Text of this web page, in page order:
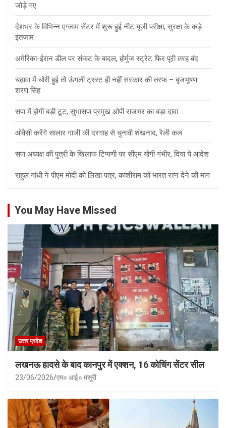
जोड़े गए
देशभर के विभिन्न एग्जाम सेंटर में शुरू हुई नीट यूजी परीक्षा, सुरक्षा के कड़े
इंतजाम
अमेरिका-ईरान डील पर संकट के बादल, होर्मुज स्ट्रेट फिर पूरी तरह बंद
चढ़ावा में चोरी हुई तो ऊंगली ट्रस्ट ही नहीं सरकार की तरफ – बृजभूषण
शरण सिंह
सपा में होगी बड़ी टूट, सुभासपा प्रमुख ओपी राजभर का बड़ा दावा
ओवैसी करेंगे सालार गाजी की दरगाह से चुनावी शंखनाद, रैली कल
सपा अध्यक्ष की पुत्री के खिलाफ टिप्पणी पर सीएम योगी गंभीर, दिया ये आदेश
राहुल गांधी ने पीएम मोदी को लिखा पत्र, कांशीराम को भारत रत्न देने की मांग
You May Have Missed
उत्तर प्रदेश
लखनऊ हादसे के बाद कानपुर में एक्शन, 16 कोचिंग सेंटर सील
23/06/2026 एम० आई० मंसूरी